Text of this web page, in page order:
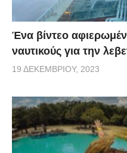
Ένα βίντεο
ναυτικούς για την
19 ΔΕΚΕΜΒΡΊΟΥ, 2023